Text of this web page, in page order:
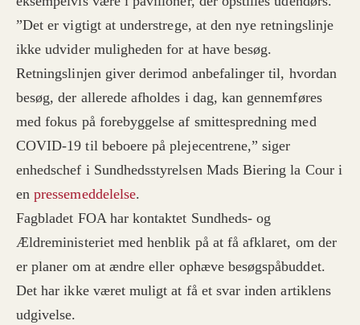
”Det er vigtigt at understrege, at den nye retningslinje
ikke udvider muligheden for at have besøg.
Retningslinjen giver derimod anbefalinger til, hvordan
besøg, der allerede afholdes i dag, kan gennemføres
med fokus på forebyggelse af smittespredning med
COVID-19 til beboere på plejecentrene,” siger
enhedschef i Sundhedsstyrelsen Mads Biering la Cour i
enpressemeddelelse.
Fagbladet FOA har kontaktet Sundheds- og
Ældreministeriet med henblik på at få afklaret, om der
er planer om at ændre eller ophæve besøgspåbuddet.
Det har ikke været muligt at få et svar inden artiklens
udgivelse.